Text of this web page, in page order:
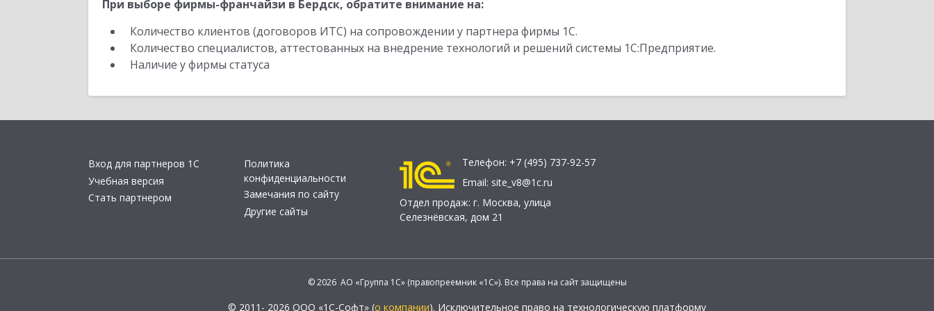
При выборе фирмы-франчайзи в Бердск, обратите внимание на:
Количество клиентов (договоров ИТС) на сопровождении у партнера фирмы 1С.
Количество специалистов, аттестованных на внедрение технологий и решений системы 1С:Предприятие.
Наличие у фирмы статуса
Вход для партнеров 1С
Учебная версия
Стать партнером
Политика
конфиденциальности
Замечания по сайту
Другие сайты
Телефон: +7 (495) 737-92-57
Email: site_v8@1c.ru
Отдел продаж: г. Москва, улица
Селезнёвская, дом 21
© 2026 АО «Группа 1С» (правопреемник «1С»). Все права на сайт защищены
© 2011- 2026 ООО «1С-Софт» (о компании). Исключительное право на технологическую платформу